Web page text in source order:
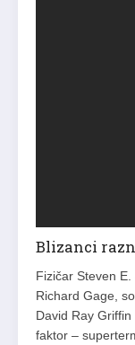
Blizanci
Fizičar Steven
Richard Gage,
David Ray
faktor –